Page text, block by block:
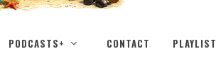
PODCASTS+ CONTACT PLAYLIST